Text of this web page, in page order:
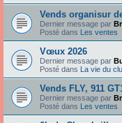
Vends organisur
Dernier message par
Posté dans Les ventes
Vœux 2026
Dernier message par
Posté dans La vie du
Vends FLY, 911
Dernier message par
Posté dans Les ventes